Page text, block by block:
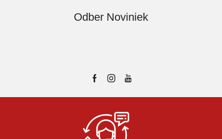
Odber Noviniek